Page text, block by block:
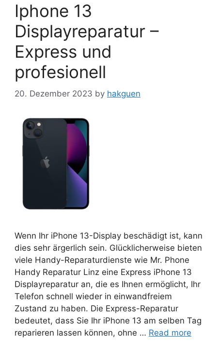
Iphone 13
Displayreparatur –
Express und
profesionell
20. Dezember 2023 by hakguen
Wenn Ihr iPhone 13-Display beschädigt ist, kann
dies sehr ärgerlich sein. Glücklicherweise bieten
viele Handy-Reparaturdienste wie Mr. Phone
Handy Reparatur Linz eine Express iPhone 13
Displayreparatur an, die es Ihnen ermöglicht, Ihr
Telefon schnell wieder in einwandfreiem
Zustand zu haben. Die Express-Reparatur
bedeutet, dass Sie Ihr iPhone 13 am selben Tag
reparieren lassen können, ohne … Read more